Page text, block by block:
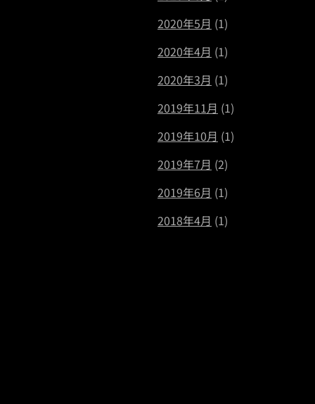
2020年5月 (1)
2020年4月 (1)
2020年3月 (1)
2019年11月 (1)
2019年10月 (1)
2019年7月 (2)
2019年6月 (1)
2018年4月 (1)